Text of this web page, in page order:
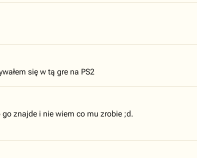
się w tą gre na PS2
znajde i nie wiem co mu zrobie ;d.